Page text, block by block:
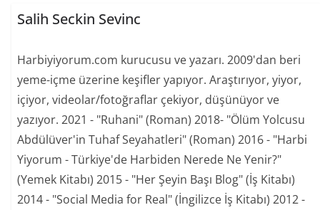
Salih Seckin Sevinc
Harbiyiyorum.com kurucusu ve yazarı. 2009'dan beri
yeme-içme üzerine keşifler yapıyor. Araştırıyor, yiyor,
içiyor, videolar/fotoğraflar çekiyor, düşünüyor ve
yazıyor. 2021 - "Ruhani" (Roman) 2018- "Ölüm Yolcusu
Abdülüver'in Tuhaf Seyahatleri" (Roman) 2016 - "Harbi
Yiyorum - Türkiye'de Harbiden Nerede Ne Yenir?"
(Yemek Kitabı) 2015 - "Her Şeyin Başı Blog" (İş Kitabı)
2014 - "Social Media for Real" (İngilizce İş Kitabı) 2012 -